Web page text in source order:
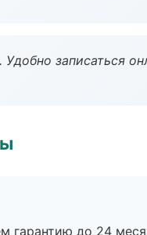
записаться
гарантию до 24